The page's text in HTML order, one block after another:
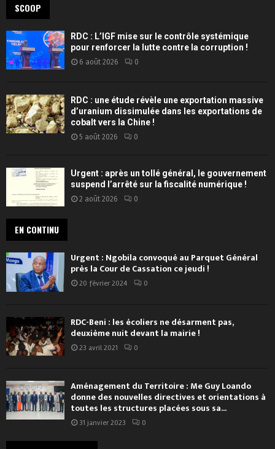
SCOOP
RDC : L’IGF mise sur le contrôle systémique
pour renforcer la lutte contre la corruption !
6 août 2026 0
RDC : une étude révèle une exportation massive
d’uranium dissimulée dans les exportations de
cobalt vers la Chine !
5 août 2026 0
Urgent : après un tollé général, le gouvernement
suspend l’arrêté sur la fiscalité numérique !
2 août 2026 0
EN CONTINU
Urgent : Ngobila convoqué au Parquet Général
près la Cour de Cassation ce jeudi !
20 février 2024 0
RDC-Beni : les écoliers ne désarment pas,
deuxième nuit devant la mairie !
23 avril 2021 0
Aménagement du Territoire : Me Guy Loando
donne des nouvelles directives et orientations à
toutes les structures placées sous sa...
31 janvier 2023 0